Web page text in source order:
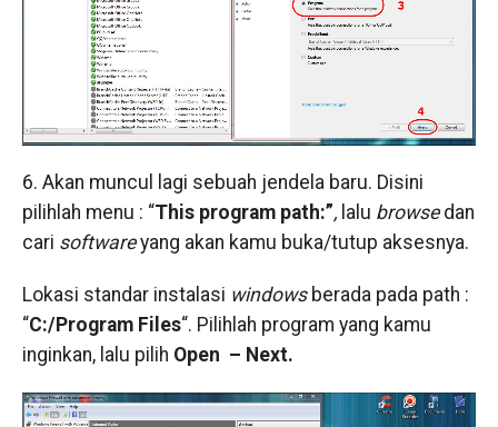
6. Akan muncul lagi sebuah jendela baru. Disini
pilihlah menu : “This program path:”, lalu browsedan
cari softwareyang akan kamu buka/tutup aksesnya.
Lokasi standar instalasi windowsberada pada path :
“C:/Program Files“. Pilihlah program yang kamu
inginkan, lalu pilih Open – Next.